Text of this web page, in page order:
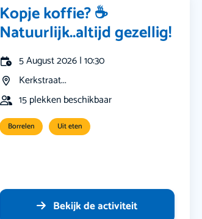
Kopje koffie? ☕️
Natuurlijk..altijd gezellig!
5 August 2026 | 10:30
Kerkstraat...
15 plekken beschikbaar
Borrelen Uit eten
Bekijk de activiteit